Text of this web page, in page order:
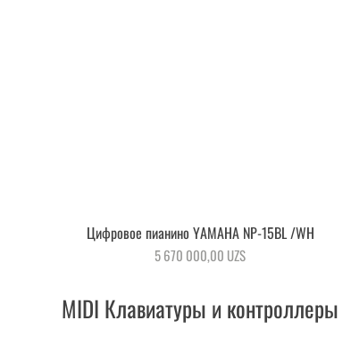
Быстрый просмотр
Цифровое пианино YAMAHA NP-15BL /WH
Цена
5 670 000,00 UZS
MIDI Клавиатуры и контроллеры